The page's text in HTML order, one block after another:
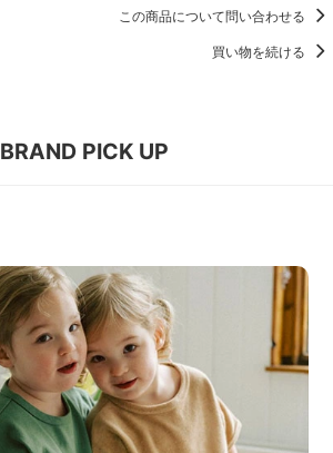
この商品について問い合わせる
買い物を続ける
BRAND PICK UP